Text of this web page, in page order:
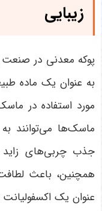
زیبایی
پوکه معدنی در صنعت
به عنوان یک ماده
مورد استفاده در
ماسک‌ها می‌توانند
جذب چربی‌های
همچنین، باعث
عنوان یک